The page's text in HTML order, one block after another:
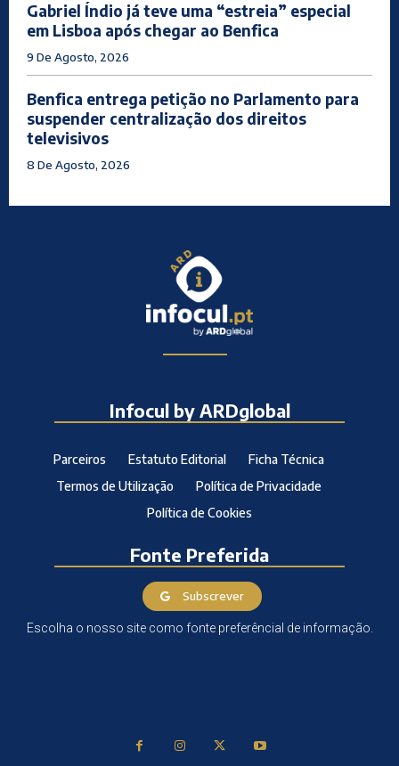
Gabriel Índio já teve uma “estreia” especial
em Lisboa após chegar ao Benfica
9 De Agosto, 2026
Benfica entrega petição no Parlamento para
suspender centralização dos direitos
televisivos
8 De Agosto, 2026
Infocul by ARDglobal
Parceiros Estatuto Editorial
Ficha Técnica
Termos de Utilização
Política de Privacidade
Política de Cookies
Fonte Preferida
Subscrever
Escolha o nosso site como fonte preferêncial de informação.